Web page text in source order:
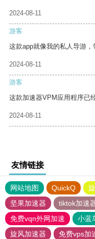
2024-08-11
游客
这款app就像我的私人导游，
2024-08-11
游客
这款加速器VPM应用程序已
2024-08-11
友情链接
网站地图 QuickQ
坚果加速器
tiktok加速
免费vqn外网加速
小蓝
旋风加速器
免费vps加